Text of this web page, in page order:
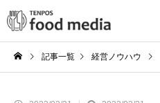
記事一覧 経営ノウハウ